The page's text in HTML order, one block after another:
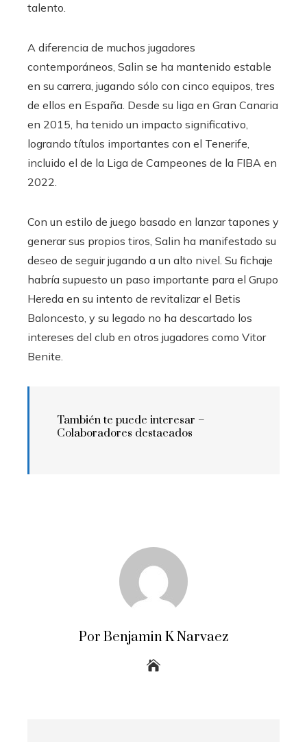
talento.
A diferencia de muchos jugadores
contemporáneos, Salin se ha mantenido estable
en su carrera, jugando sólo con cinco equipos, tres
de ellos en España. Desde su liga en Gran Canaria
en 2015, ha tenido un impacto significativo,
logrando títulos importantes con el Tenerife,
incluido el de la Liga de Campeones de la FIBA ​​​​en
2022.
Con un estilo de juego basado en lanzar tapones y
generar sus propios tiros, Salin ha manifestado su
deseo de seguir jugando a un alto nivel. Su fichaje
habría supuesto un paso importante para el Grupo
Hereda en su intento de revitalizar el Betis
Baloncesto, y su legado no ha descartado los
intereses del club en otros jugadores como Vitor
Benite.
También te puede interesar –
Colaboradores destacados
Por Benjamin K Narvaez